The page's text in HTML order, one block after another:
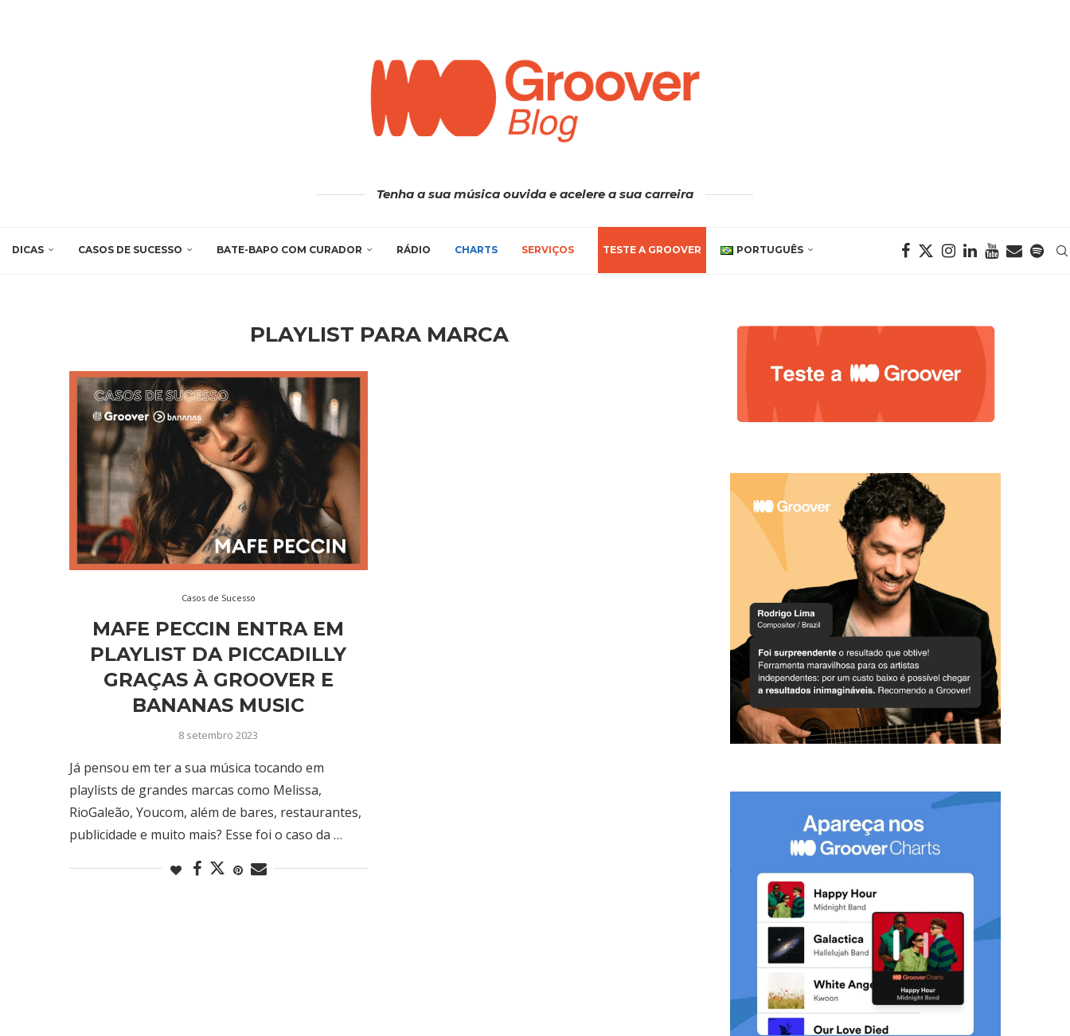
Tenha a sua música ouvida e acelere a sua carreira
DICAS CASOS DE SUCESSO BATE-BAPO COM CURADOR RÁDIO CHARTS SERVIÇOS TESTE A GROOVER PORTUGUÊS
PLAYLIST PARA MARCA
Casos de Sucesso
MAFE PECCIN ENTRA EM
PLAYLIST DA PICCADILLY
GRAÇAS À GROOVER E
BANANAS MUSIC
8 setembro 2023
Já pensou em ter a sua música tocando em
playlists de grandes marcas como Melissa,
RioGaleão, Youcom, além de bares, restaurantes,
publicidade e muito mais? Esse foi o caso da …